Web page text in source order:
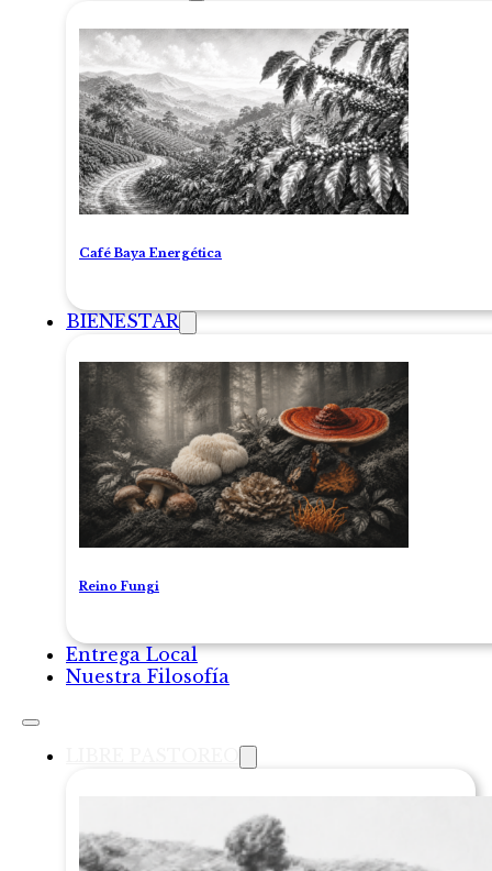
Café Baya Energética
BIENESTAR
Reino Fungi
Entrega Local
Nuestra Filosofía